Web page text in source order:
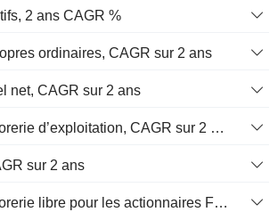
2 ans CAGR %
ordinaires, CAGR sur 2 ans
net, CAGR sur 2 ans
Flux de trésorerie d’exploitation, CAGR sur 2 ans
sur 2 ans
Flux de trésorerie libre pour les actionnaires FCFE, CAGR sur 2 ans